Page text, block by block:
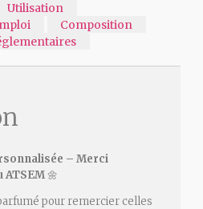
Utilisation
Composition
– Merci
ATSEM 🌼
pour remercier celles